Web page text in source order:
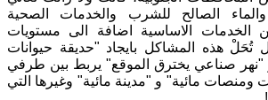
الصالح للشرب والخدمات الصحية
الخدمات الاساسية اضافة الى مستويات
تُحَلْ هذه المشاكل بايجاد "حديقة حيوانات
"نهر صناعي يخترق الموقع" يربط بين طرفي
مائية" و "مدينة مائية" وغيرها التي